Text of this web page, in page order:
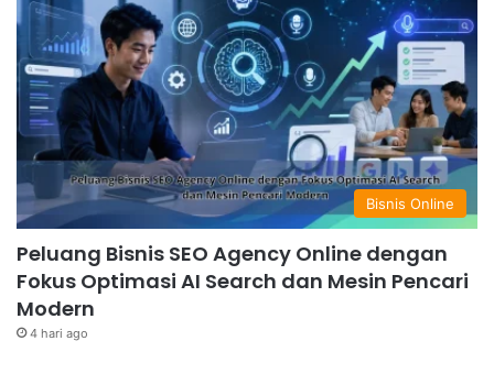
Bisnis Online
Peluang Bisnis SEO Agency Online dengan
Fokus Optimasi AI Search dan Mesin Pencari
Modern
4 hari ago